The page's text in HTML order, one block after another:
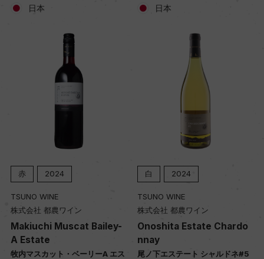
日本
赤 2024
TSUNO WINE
株式会社 都農ワイン
Makiuchi Muscat Bailey-
A Estate
牧内マスカット・ベーリーA エス
日本
白 2024
TSUNO WINE
株式会社 都農ワイン
Onoshita Estate Chardo
nnay
尾ノ下エステート シャルドネ#5